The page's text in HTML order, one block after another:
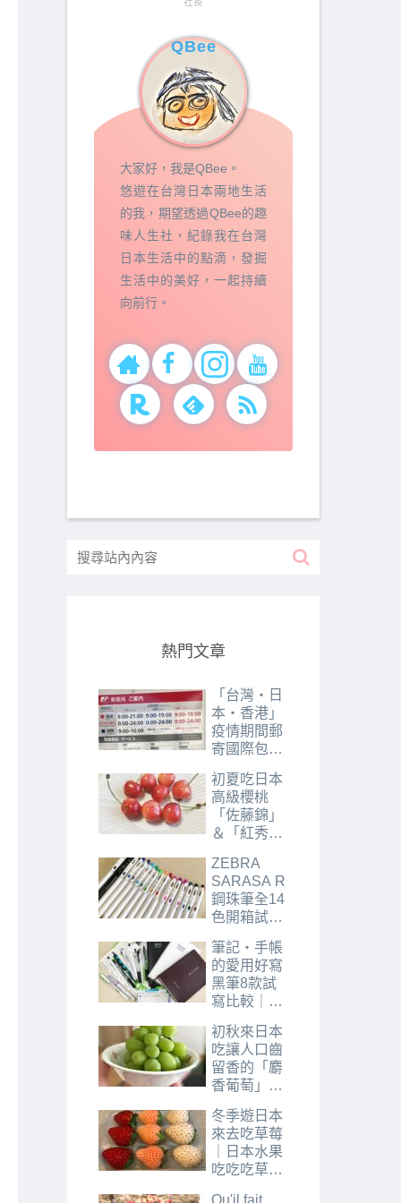
QBee
大家好，我是QBee。
悠遊在台灣日本兩地生活
的我，期望透過QBee的趣
味人生社，紀錄我在台灣
日本生活中的點滴，發掘
生活中的美好，一起持續
向前行。
熱門文章
「台灣・日
本・香港」
疫情期間郵
寄國際包裹
享｜2020年
2021年
2022年
初夏吃日本
高級櫻桃
「佐藤錦」
＆「紅秀
水果吃吃吃
櫻桃篇
ZEBRA
SARASA R
鋼珠筆全14
色開箱試色
文具「筆
具」篇
筆記・手帳
的愛用好寫
黑筆8款試
寫比較｜日
「筆具」篇
初秋來日本
吃讓人口齒
留香的「麝
香葡萄」｜
吃吃葡萄篇
冬季遊日本
來去吃草莓
｜日本水果
吃吃吃草莓